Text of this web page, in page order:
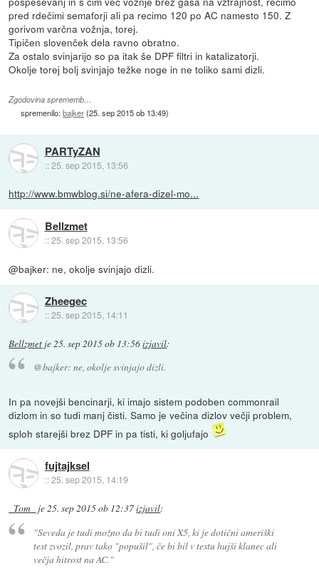
pred rdečimi semaforji ali pa recimo 120 po AC namesto 150. Z
gorivom varčna vožnja, torej.
Tipičen slovenček dela ravno obratno.
Za ostalo svinjarijo so pa itak še DPF filtri in katalizatorji.
Okolje torej bolj svinjajo težke noge in ne toliko sami dizli.
Zgodovina sprememb…
spremenilo:bajker(25. sep 2015 ob 13:49)
PARTyZAN
::25. sep 2015, 13:56
http://www.bmwblog.si/ne-afera-dizel-mo...
Bellzmet
::25. sep 2015, 13:56
@bajker: ne, okolje svinjajo dizli.
Zheegec
::25. sep 2015, 14:11
Bellzmet je 25. sep 2015 ob 13:56izjavil:
@bajker: ne, okolje svinjajo dizli.
In pa novejši bencinarji, ki imajo sistem podoben commonrail
dizlom in so tudi manj čisti. Samo je večina dizlov večji problem,
sploh starejši brez DPF in pa tisti, ki goljufajo
fujtajksel
::25. sep 2015, 14:19
_Tom_ je25. sep 2015 ob 12:37izjavil:
"Seveda je tudi možno da bi tudi oni X5, ki je dotični ameriški
test zvozil, prav tako "popušil", če bi bil v testu hujši klanec ali
večja hitrost na AC."